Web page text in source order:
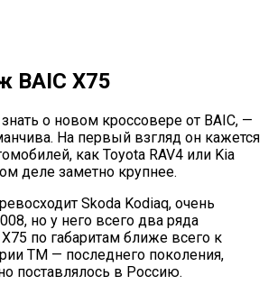
BAIC X75
о новом кроссовере от BAIC, —
На первый взгляд он кажется
как Toyota RAV4 или Kia
деле заметно крупнее.
Skoda Kodiaq, очень
но у него всего два ряда
по габаритам ближе всего к
TM — последнего поколения,
поставлялось в Россию.